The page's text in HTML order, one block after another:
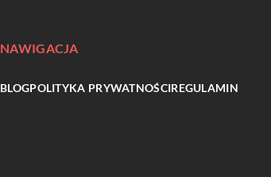
NAWIGACJA
BLOGPOLITYKA PRYWATNOŚCIREGULAMIN